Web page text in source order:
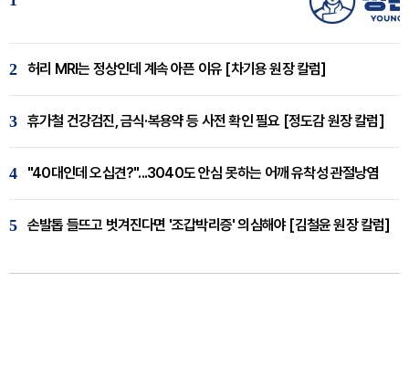
2 허리 MRI는 정상인데 계속 아픈 이유 [차기용 원장 칼럼]
3 휴가철 건강검진, 금식·복용약 등 사전 확인 필요 [정도감 원장 칼럼]
4 "40대인데 오십견?"...3040도 안심 못하는 어깨 유착성 관절낭염
5 손발톱 들뜨고 벗겨진다면 '조갑박리증' 의심해야 [김철윤 원장 칼럼]